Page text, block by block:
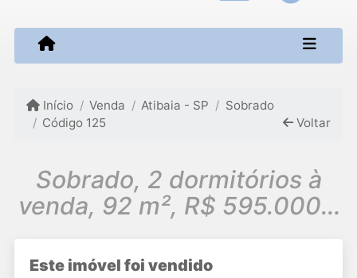
Início Venda Atibaia - SP
Sobrado
Código 125
Voltar
Sobrado, 2 dormitórios à
venda, 92 m², R$ 595.000 -
Este imóvel foi vendido